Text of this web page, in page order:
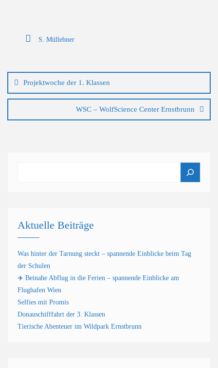
S. Müllebner
Projektwoche der 1. Klassen
WSC – WolfScience Center Ernstbrunn
Aktuelle Beiträge
Was hinter der Tarnung steckt – spannende Einblicke beim Tag
der Schulen
✈️ Beinahe Abflug in die Ferien – spannende Einblicke am
Flughafen Wien
Selfies mit Promis
Donauschifffahrt der 3. Klassen
Tierische Abenteuer im Wildpark Ernstbrunn